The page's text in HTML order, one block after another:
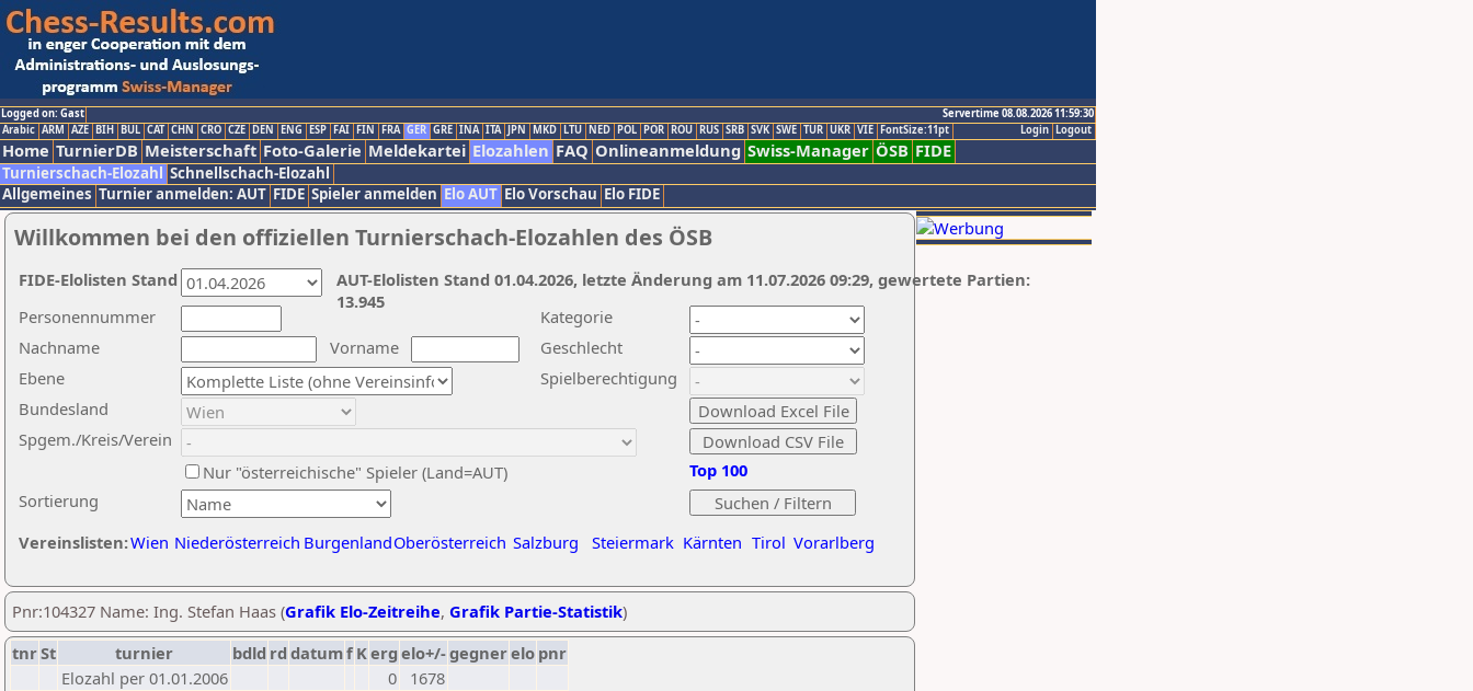
Logged on: Gast
Servertime 08.08.2026 11:59:30
Logout
Login
Arabic ARM AZE BIH BUL CAT CHN CRO CZE DEN ENG ESP FAI FIN FRA GER GRE INA ITA JPN MKD LTU NED POL POR ROU RUS SRB SVK SWE TUR UKR VIE FontSize:11pt
Home TurnierDB Meisterschaft Foto-Galerie Meldekartei Elozahlen FAQ Onlineanmeldung Swiss-Manager ÖSB FIDE
Turnierschach-Elozahl Schnellschach-Elozahl
Allgemeines Turnier anmelden: AUT FIDE Spieler anmelden Elo AUT Elo Vorschau Elo FIDE
Willkommen bei den offiziellen Turnierschach-Elozahlen des ÖSB
Nachname
Vorname
Ebene
Kategorie
Sortierung
Personennummer
Bundesland
Spgem./Kreis/Verein
Geschlecht
Nur "österreichische" Spieler (Land=AUT)
Spielberechtigung
Vereinslisten:Wien Niederösterreich BurgenlandOberösterreich Salzburg Steiermark Kärnten Tirol Vorarlberg
Top 100
AUT-Elolisten Stand 01.04.2026, letzte Änderung am 11.07.2026 09:29, gewertete Partien:
13.945
FIDE-Elolisten Stand
Pnr:104327 Name: Ing. Stefan Haas (Grafik Elo-Zeitreihe, Grafik Partie-Statistik)
tnrSt turnier bdld rd datumf Kerg elo+/-gegnerelo pnr
Elozahl per 01.01.2006
0
1678